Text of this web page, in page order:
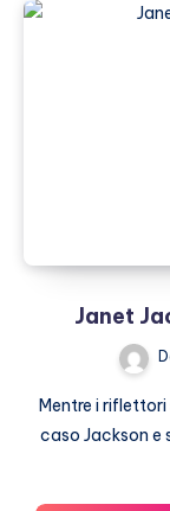
Janet
Mentre i
caso Jackson e